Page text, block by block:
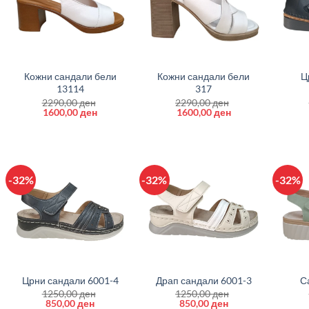
Кожни сандали бели
13114
2290,00ден
Original
1600,00денCurrent
Кожни сандали бели
317
2290,00ден
Original
1600,00денCurrent
-32%
Црни сандали 6001-4
1250,00ден
Original
850,00денCurrent
-32%
Драп сандали 6001-3
1250,00ден
Original
850,00денCurrent
-32%